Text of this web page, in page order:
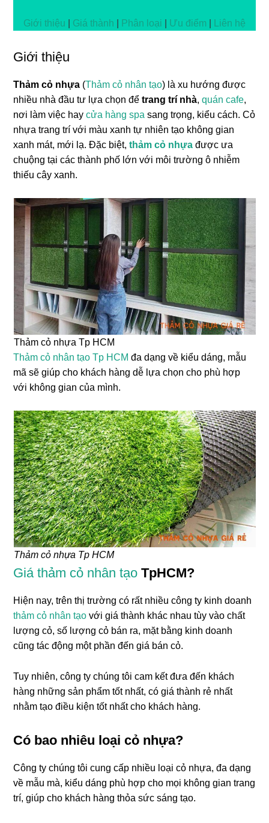
Giới thiệu Giá thành Phân loại Ưu điểm Liên hệ
Giới thiệu
Thảm cỏ nhựa (Thảm cỏ nhân tạo) là xu hướng được
nhiều nhà đầu tư lựa chọn đểtrang trí nhà,quán cafe,
nơi làm việc haycửa hàng spa sang trọng, kiểu cách. Cỏ
nhựa trang trí với màu xanh tự nhiên tạo không gian
xanh mát, mới lạ. Đặc biệt,thảm cỏ nhựa được ưa
chuộng tại các thành phố lớn với môi trường ô nhiễm
thiếu cây xanh.
Thảm cỏ nhựa Tp HCM
Thảm cỏ nhân tạo Tp HCM đa dạng về kiểu dáng, mẫu
mã sẽ giúp cho khách hàng dễ lựa chọn cho phù hợp
với không gian của mình.
Thảm cỏ nhựa Tp HCM
Giá thảm cỏ nhân tạo TpHCM?
Hiện nay, trên thị trường có rất nhiều công ty kinh doanh
thảm cỏ nhân tạo với giá thành khác nhau tùy vào chất
lượng cỏ, số lượng cỏ bán ra, mặt bằng kinh doanh
cũng tác động một phần đến giá bán cỏ.
Tuy nhiên, công ty chúng tôi cam kết đưa đến khách
hàng những sản phẩm tốt nhất, có giá thành rẻ nhất
nhằm tạo điều kiện tốt nhất cho khách hàng.
Có bao nhiêu loại cỏ nhựa?
Công ty chúng tôi cung cấp nhiều loại cỏ nhựa, đa dạng
về mẫu mà, kiểu dáng phù hợp cho mọi không gian trang
trí, giúp cho khách hàng thỏa sức sáng tạo.